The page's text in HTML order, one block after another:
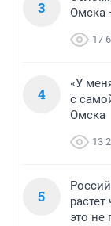
3
Омска
17
4
«У
с
Омска
13
5
это не